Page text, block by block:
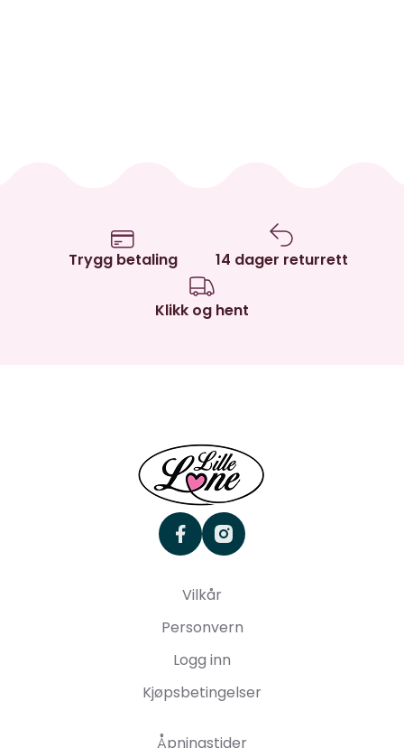
Trygg betaling 14 dager returrett
Klikk og hent
facebookinstagram
Vilkår
Personvern
Logg inn
Kjøpsbetingelser
Åpningstider